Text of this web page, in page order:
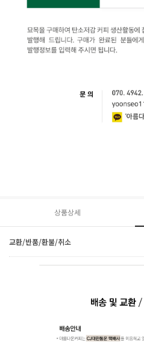
상품상세
교환/반품/환불/취소